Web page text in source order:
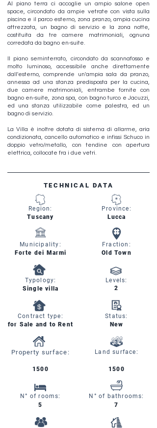
Al piano terra ci accoglie un ampio salone open
space, circondato da ampie vetrate con vista sulla
piscina e il parco esterno, zona pranzo, ampia cucina
attrezzata, un bagno di servizio e la zona notte,
costituita da tre camere matrimoniali, ognuna
corredata da bagno en-suite.
Il piano seminterrato, circondato da scannafosso e
molto luminoso, accessibile anche direttamente
dall'esterno, comprende un'ampia sala da pranzo,
annessa ad una stanza predisposta per la cucina,
due camere matrimoniali, entrambe fornite con
bagno en-suite, zona spa, con bagno turco e Jacuzzi,
ed una stanza utilizzabile come palestra, ed un
bagno di servizio.
La Villa è inoltre dotata di sistema di allarme, aria
condizionata, cancello automatico e infissi Schuco in
doppio vetro/metallo, con tendine con apertura
elettrica, collocate fra i due vetri.
TECHNICAL DATA
Region:
Tuscany
Lucca
Province:
Municipality:
Forte dei Marmi
Fraction:
Old Town
Typology:
Single villa
Contract type:
for Sale and to Rent
Levels:
2
Status:
New
Property surface: Land surface:
1500
N° of rooms:
5
1500
N° of bathrooms:
7